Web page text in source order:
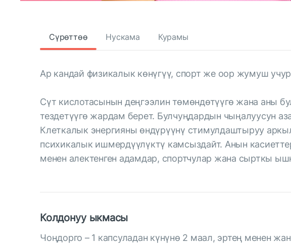
Сүрөттөө Нускама Курамы
Ар кандай физикалык көнүгүү, спорт же оор жумуш
Сүт кислотасынын деңгээлин төмөндөтүүгө жана аны
тездетүүгө жардам берет. Булчуңдардын чыңалуусун
Клеткалык энергияны өндүрүүнү стимулдаштыруу
психикалык ишмердүүлүктү камсыздайт. Анын
менен алектенген адамдар, спортчулар жана сырткы
Колдонуу ыкмасы
Чоңдорго – 1 капсуладан күнүнө 2 маал, эртең менен